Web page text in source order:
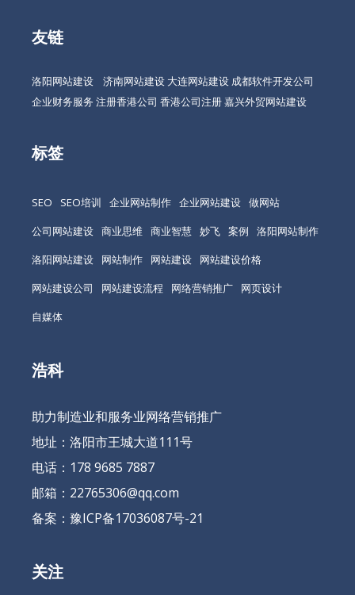
友链
洛阳网站建设 济南网站建设 大连网站建设 成都软件开发公司
企业财务服务 注册香港公司 香港公司注册嘉兴外贸网站建设
标签
SEO SEO培训 企业网站制作 企业网站建设 做网站
公司网站建设 商业思维 商业智慧 妙飞 案例
洛阳网站制作
洛阳网站建设
网站制作 网站建设
网站建设价格
网站建设公司
网站建设流程 网络营销推广
网页设计
自媒体
浩科
助力制造业和服务业网络营销推广
地址：洛阳市王城大道111号
电话：178 9685 7887
邮箱：22765306@qq.com
备案： 豫ICP备17036087号-21
关注